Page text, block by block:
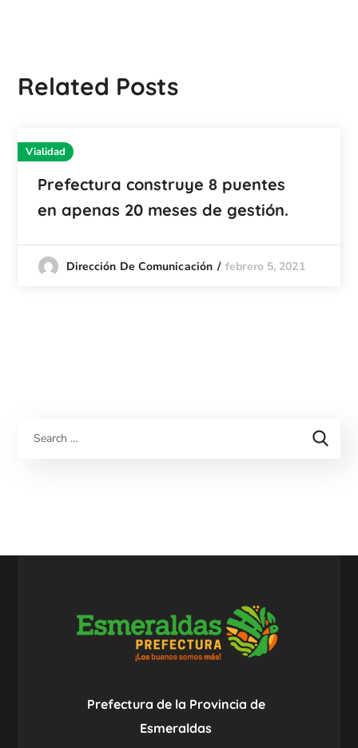
Related Posts
Vialidad
Prefectura construye 8 puentes
en apenas 20 meses de gestión.
Dirección De Comunicación febrero 5, 2021
Prefectura de la Provincia de
Esmeraldas